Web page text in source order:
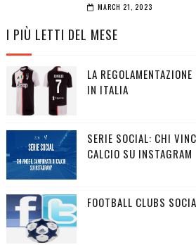
MARCH 21, 2023
I PIÙ LETTI DEL MESE
LA
IN ITALIA
SERIE SOCIAL: CHI
CALCIO SU INSTAGRAM
FOOTBALL CLUBS